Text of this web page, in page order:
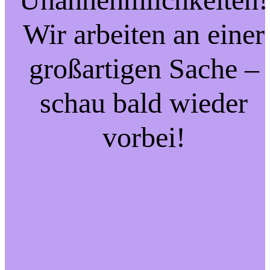
Wir arbeiten an einer
großartigen Sache –
schau bald wieder
vorbei!